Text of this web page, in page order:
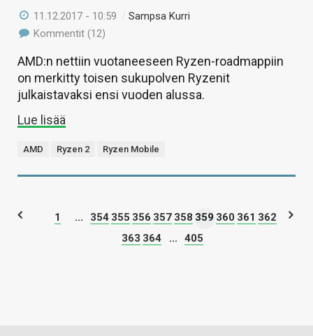
11.12.2017 - 10:59 /Sampsa Kurri
Kommentit (12)
AMD:n nettiin vuotaneeseen Ryzen-roadmappiin
on merkitty toisen sukupolven Ryzenit
julkaistavaksi ensi vuoden alussa.
Lue lisää
AMD Ryzen 2 Ryzen Mobile
1 ... 354 355 356 357 358 359 360 361 362
363 364 ... 405